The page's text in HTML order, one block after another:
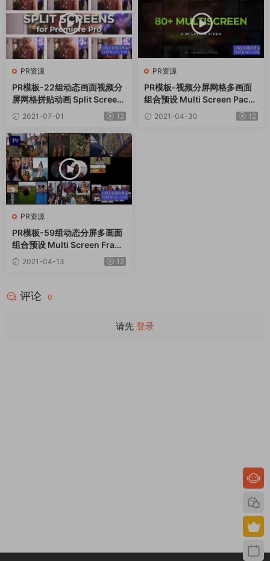
PR资源
PR模板-22组动态画面视频分
屏网格拼贴动画 Split Screen
s Kit2021-07-01 12
PR资源
PR模板-视频分屏网格多画面
组合预设 Multi Screen Pack
And Online Choir
2021-04-30 12
PR资源
PR模板-59组动态分屏多画面
组合预设 Multi Screen Fram
es Pack
2021-04-13 12
评论 0
请先 登录